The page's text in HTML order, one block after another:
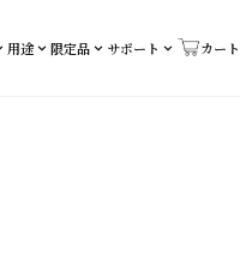
用途 限定品 サポート カート